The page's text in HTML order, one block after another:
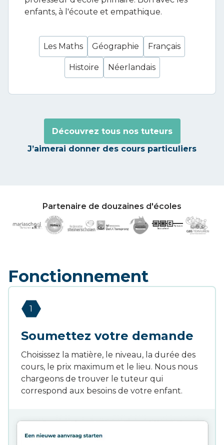
enfants, à l'écoute et empathique.
Les Maths Géographie Français
Histoire Néerlandais
Découvrez tous nos tuteurs
J’aimerai donner des cours particuliers
Partenaire de douzaines d'écoles
Fonctionnement
1
Soumettez votre demande
Choisissez la matière, le niveau, la durée des
cours, le prix maximum et le lieu. Nous nous
chargeons de trouver le tuteur qui
correspond aux besoins de votre enfant.